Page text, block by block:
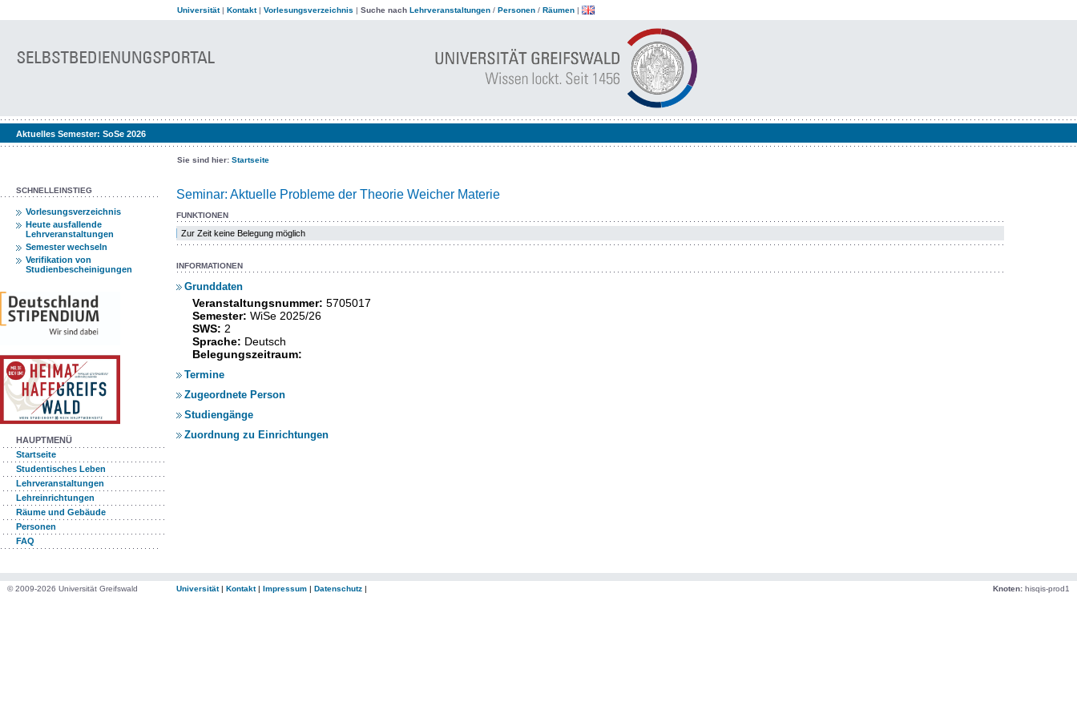
Universität| Kontakt| Vorlesungsverzeichnis | Suche nach Lehrveranstaltungen / Personen / Räumen |
Aktuelles Semester: SoSe 2026
Sie sind hier: Startseite
SCHNELLEINSTIEG
Vorlesungsverzeichnis
Heute ausfallende
Lehrveranstaltungen
Semester wechseln
Verifikation von
Studienbescheinigungen
HAUPTMENÜ
Startseite
Studentisches Leben
Lehrveranstaltungen
Lehreinrichtungen
Räume und Gebäude
Personen
FAQ
Seminar: Aktuelle Probleme der Theorie Weicher Materie
FUNKTIONEN
Zur Zeit keine Belegung möglich
INFORMATIONEN
Grunddaten
Veranstaltungsnummer: 5705017
Semester: WiSe 2025/26
SWS: 2
Sprache: Deutsch
Belegungszeitraum:
Termine
Zugeordnete Person
Studiengänge
Zuordnung zu Einrichtungen
© 2009-2026 Universität Greifswald Universität| Kontakt| Impressum | Datenschutz | Knoten: hisqis-prod1